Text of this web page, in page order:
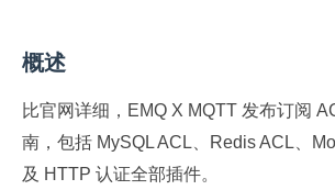
概述
比官网详细，EMQ X MQTT 发布订阅
南，包括 MySQL ACL、Redis ACL、
及 HTTP 认证全部插件。